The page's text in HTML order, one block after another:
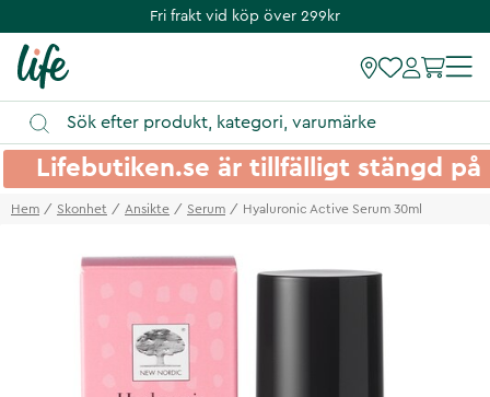
Fri frakt vid köp över 299kr
Lifebutiken.se är tillfälligt stängd
Hem Skonhet Ansikte Serum Hyaluronic Active Serum 30ml